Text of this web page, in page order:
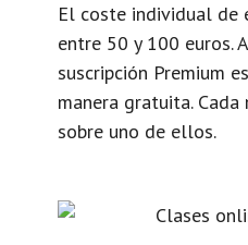
El coste individual de
entre 50 y 100 euros.
suscripción Premium
manera gratuita.
sobre uno de ellos.